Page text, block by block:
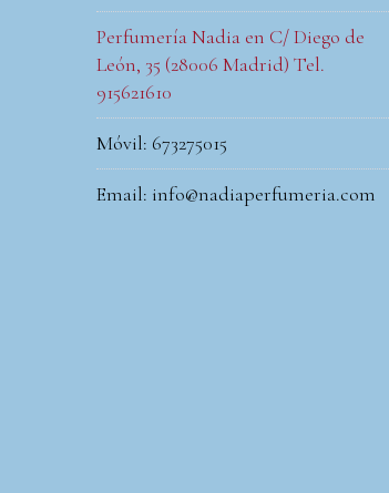
Perfumería Nadia en C/ Diego de
León, 35 (28006 Madrid) Tel.
915621610
Móvil: 673275015
Email: info@nadiaperfumeria.com